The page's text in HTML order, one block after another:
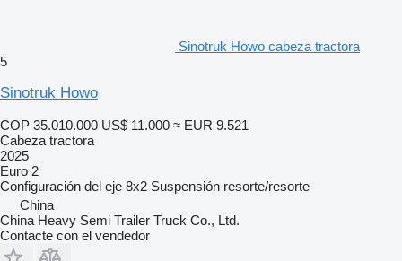
Sinotruk Howo cabeza tractora
5
Sinotruk Howo
COP 35.010.000 US$ 11.000 ≈ EUR 9.521
Cabeza tractora
2025
Euro 2
Configuración del eje 8x2 Suspensión resorte/resorte
China
China Heavy Semi Trailer Truck Co., Ltd.
Contacte con el vendedor